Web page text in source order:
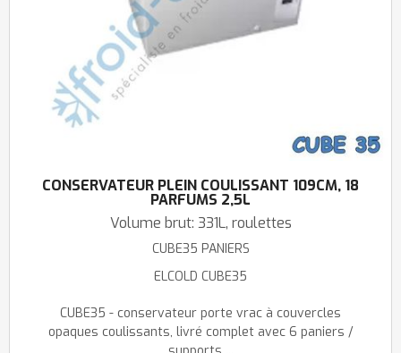
CONSERVATEUR PLEIN COULISSANT 109CM, 18
PARFUMS 2,5L
Volume brut: 331L, roulettes
CUBE35 PANIERS
ELCOLD CUBE35
CUBE35 - conservateur porte vrac à couvercles
opaques coulissants, livré complet avec 6 paniers /